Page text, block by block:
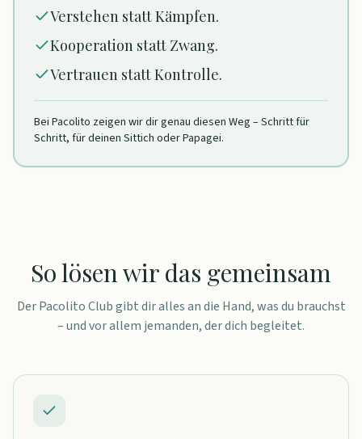
Verstehen statt Kämpfen.
Kooperation statt Zwang.
Vertrauen statt Kontrolle.
Bei Pacolito zeigen wir dir genau diesen Weg – Schritt für
Schritt, für deinen Sittich oder Papagei.
So lösen wir das gemeinsam
Der Pacolito Club gibt dir alles an die Hand, was du brauchst
– und vor allem jemanden, der dich begleitet.